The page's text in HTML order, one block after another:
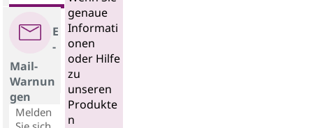
E
-
Mail-
Warnun
gen
Melden
genaue
Informati
onen
oder Hilfe
zu
unseren
Produkte
n